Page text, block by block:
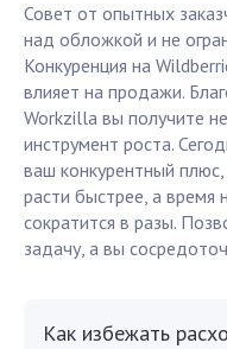
Совет от опытных
над обложкой и не
Конкуренция на
влияет на продажи.
Workzilla вы получите
инструмент роста.
ваш конкурентный
расти быстрее, а время
сократится в разы.
задачу, а вы
Как избежать